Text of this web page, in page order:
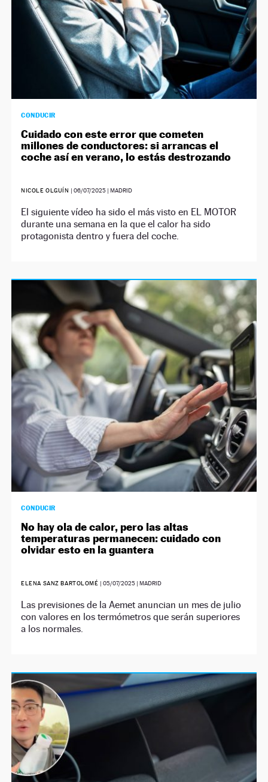
CONDUCIR
Cuidado con este error que cometen
millones de conductores: si arrancas el
coche así en verano, lo estás destrozando
NICOLE OLGUÍN | 06/07/2025| MADRID
El siguiente vídeo ha sido el más visto en EL MOTOR
durante una semana en la que el calor ha sido
protagonista dentro y fuera del coche.
CONDUCIR
No hay ola de calor, pero las altas
temperaturas permanecen: cuidado con
olvidar esto en la guantera
ELENA SANZ BARTOLOMÉ | 05/07/2025| MADRID
Las previsiones de la Aemet anuncian un mes de julio
con valores en los termómetros que serán superiores
a los normales.